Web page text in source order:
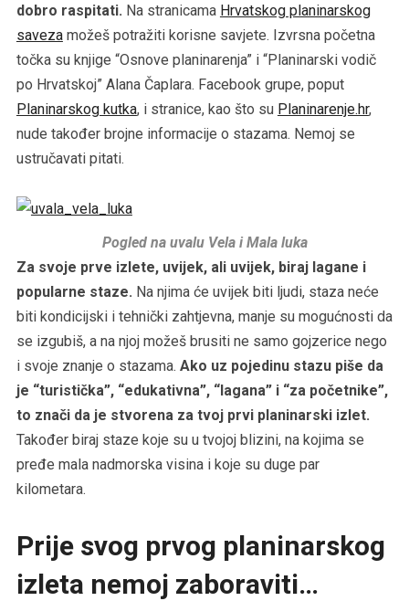
dobro raspitati. Na stranicama Hrvatskog planinarskog
savezamožeš potražiti korisne savjete. Izvrsna početna
točka su knjige “Osnove planinarenja” i “Planinarski vodič
po Hrvatskoj” Alana Čaplara. Facebook grupe, poput
Planinarskog kutka, i stranice, kao što su Planinarenje.hr,
nude također brojne informacije o stazama. Nemoj se
ustručavati pitati.
Pogled na uvalu Vela i Mala luka
Za svoje prve izlete, uvijek, ali uvijek, biraj lagane i
popularne staze. Na njima će uvijek biti ljudi, staza neće
biti kondicijski i tehnički zahtjevna, manje su mogućnosti da
se izgubiš, a na njoj možeš brusiti ne samo gojzerice nego
i svoje znanje o stazama. Ako uz pojedinu stazu piše da
je “turistička”, “edukativna”, “lagana” i “za početnike”,
to znači da je stvorena za tvoj prvi planinarski izlet.
Također biraj staze koje su u tvojoj blizini, na kojima se
pređe mala nadmorska visina i koje su duge par
kilometara.
Prije svog prvog planinarskog
izleta nemoj zaboraviti…